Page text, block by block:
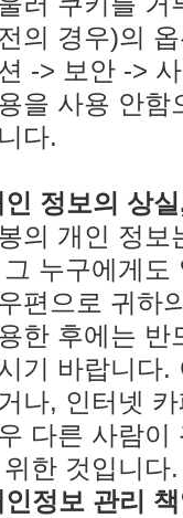
의 경우)의
-> 보안 ->
을 사용 안함
다.
정보의 상
의 개인 정보
누구에게도
편으로 귀하
한 후에는 반
기 바랍니다.
나, 인터넷
다른 사람이
위한 것입니다.
정보 관리